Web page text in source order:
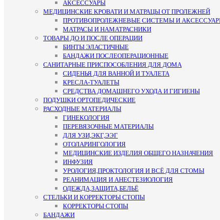
АКСЕССУАРЫ
МЕДИЦИНСКИЕ КРОВАТИ И МАТРАЦЫ ОТ ПРОЛЕЖНЕЙ
ПРОТИВОПРОЛЕЖНЕВЫЕ СИСТЕМЫ И
МАТРАСЫ И НАМАТРАСНИКИ
ТОВАРЫ ДО И ПОСЛЕ ОПЕРАЦИИ
БИНТЫ ЭЛАСТИЧНЫЕ
БАНДАЖИ ПОСЛЕОПЕРАЦИОННЫЕ
САНИТАРНЫЕ ПРИСПОСОБЛЕНИЯ ДЛЯ ДОМА
СИДЕНЬЯ ДЛЯ ВАННОЙ И ТУАЛЕТА
КРЕСЛА-ТУАЛЕТЫ
СРЕДСТВА ДОМАШНЕГО УХОДА И ГИГИЕНЫ
ПОДУШКИ ОРТОПЕДИЧЕСКИЕ
РАСХОДНЫЕ МАТЕРИАЛЫ
ГИНЕКОЛОГИЯ
ПЕРЕВЯЗОЧНЫЕ МАТЕРИАЛЫ
ДЛЯ УЗИ,ЭКГ,ЭЭГ
ОТОЛАРИНГОЛОГИЯ
МЕДИЦИНСКИЕ ИЗДЕЛИЯ ОБЩЕГО НАЗНАЧЕНИЯ
ИНФУЗИЯ
УРОЛОГИЯ,ПРОКТОЛОГИЯ И ВСЁ ДЛЯ СТОМЫ
РЕАНИМАЦИЯ И АНЕСТЕЗИОЛОГИЯ
ОДЕЖДА,ЗАЩИТА,БЕЛЬЁ
СТЕЛЬКИ И КОРРЕКТОРЫ СТОПЫ
КОРРЕКТОРЫ СТОПЫ
БАНДАЖИ